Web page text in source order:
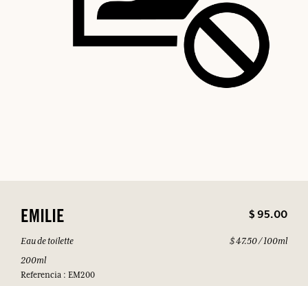
EMILIE $ 95.00
Eau de toilette
200ml
Referencia : EM200
$ 47.50 / 100ml